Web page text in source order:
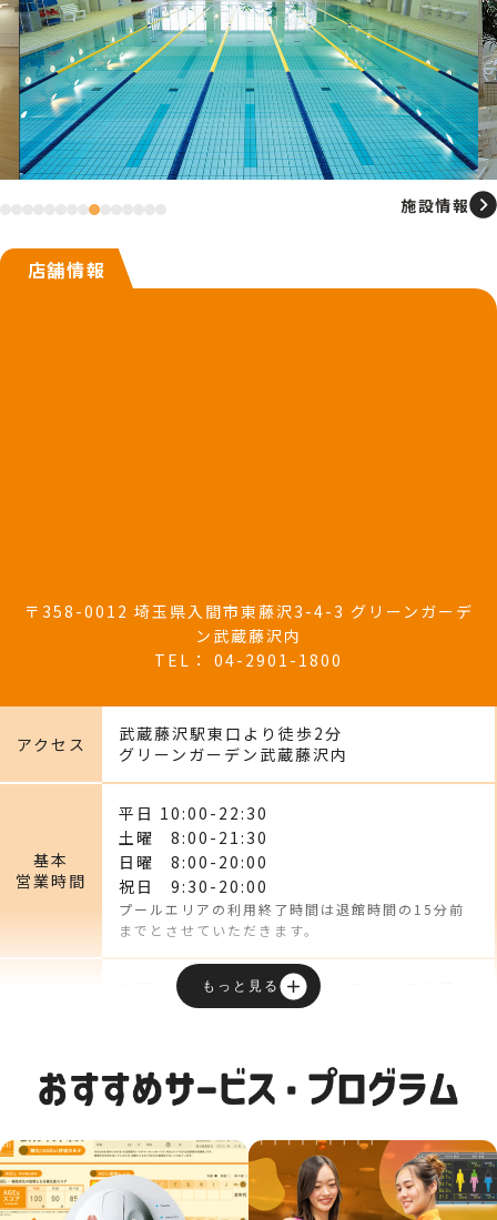
施設情報
〒358-0012 埼玉県入間市東藤沢3-4-3 グリーンガーデ
ン武蔵藤沢内
TEL： 04-2901-1800
アクセス
武蔵藤沢駅東口より徒歩2分
グリーンガーデン武蔵藤沢内
基本
営業時間
平日 10:00 -22:30
土曜
8:00 -21:30
日曜
8:00 -20:00
祝日
9:30 -20:00
プールエリアの利用終了時間は退館時間の15分前
までとさせていただきます。
毎週水曜日、年末年始、メンテナンス休館
※ジムエリア休館：毎週水曜 9:00 ～ 19:00
フロント
平日 10:30-21:00
土曜 10:00-20:00
日曜 10:00-18:00
※入会手続きや見学体験の受付、販売など、
フロント対応全般の受付時間です。
もっと見る